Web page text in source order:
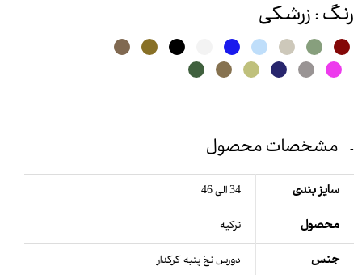
رنگ: زرشکی
مشخصات محصول
سایز بندی 34 الی 46
محصول ترکیه
جنس دورس نخ پنبه کرکدار